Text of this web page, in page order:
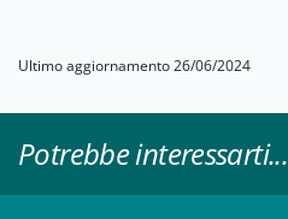
Ultimo aggiornamento 26/06/2024
Potrebbe interessarti...